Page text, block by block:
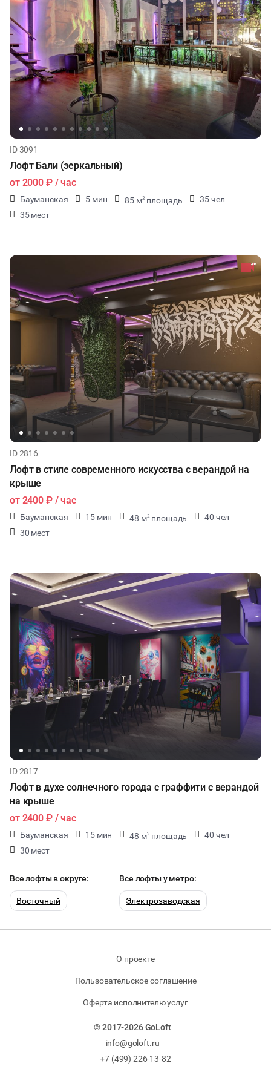
ID 3091
Лофт Бали (зеркальный)
от 2000 ₽/ час
Бауманская 5 мин 85 м2 площадь
35 чел
35 мест
ID 2816
Лофт в стиле современного искусства с верандой на
крыше
от 2400 ₽/ час
Бауманская 15 мин 48 м2 площадь
40 чел
30 мест
ID 2817
Лофт в духе солнечного города с граффити с верандой
на крыше
от 2400 ₽/ час
Бауманская 15 мин 48 м2 площадь
40 чел
30 мест
Все лофты в округе:
Восточный
Все лофты у метро:
Электрозаводская
О проекте
Пользовательское соглашение
Оферта исполнителю услуг
© 2017-2026 GoLoft
info@goloft.ru
+7 (499) 226-13-82